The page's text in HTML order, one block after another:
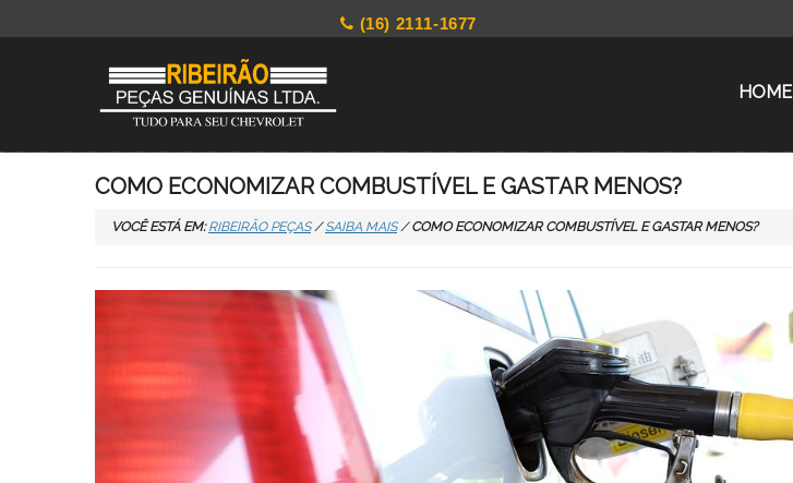
(16) 2111-1677
HOME
COMO ECONOMIZAR COMBUSTÍVEL E GASTAR MENOS?
VOCÊ ESTÁ EM: RIBEIRÃO PEÇAS/SAIBA MAIS/COMO ECONOMIZAR COMBUSTÍVEL E GASTAR MENOS?